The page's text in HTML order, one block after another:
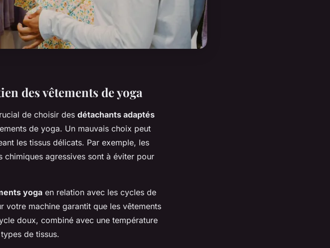
des vêtements de yoga
de choisir des détachants adaptés
de yoga. Un mauvais choix peut
les tissus délicats. Par exemple, les
agressives sont à éviter pour
yoga en relation avec les cycles de
votre machine garantit que les vêtements
doux, combiné avec une température
de tissus.